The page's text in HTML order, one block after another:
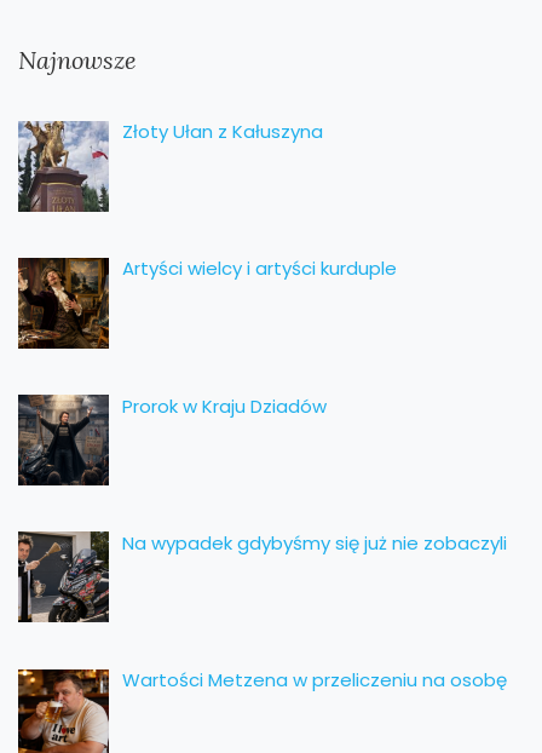
Najnowsze
Złoty Ułan z Kałuszyna
Artyści wielcy i artyści kurduple
Prorok w Kraju Dziadów
Na wypadek gdybyśmy się już nie zobaczyli
Wartości Metzena w przeliczeniu na osobę